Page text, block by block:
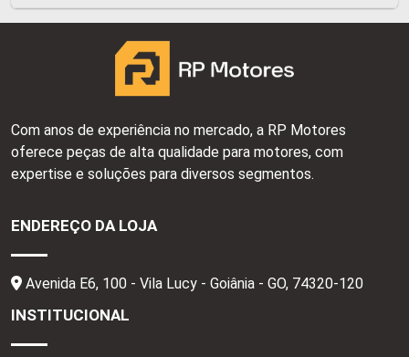
Com anos de experiência no mercado, a RP Motores
oferece peças de alta qualidade para motores, com
expertise e soluções para diversos segmentos.
ENDEREÇO DA LOJA
Avenida E6, 100 - Vila Lucy - Goiânia - GO, 74320-120
INSTITUCIONAL